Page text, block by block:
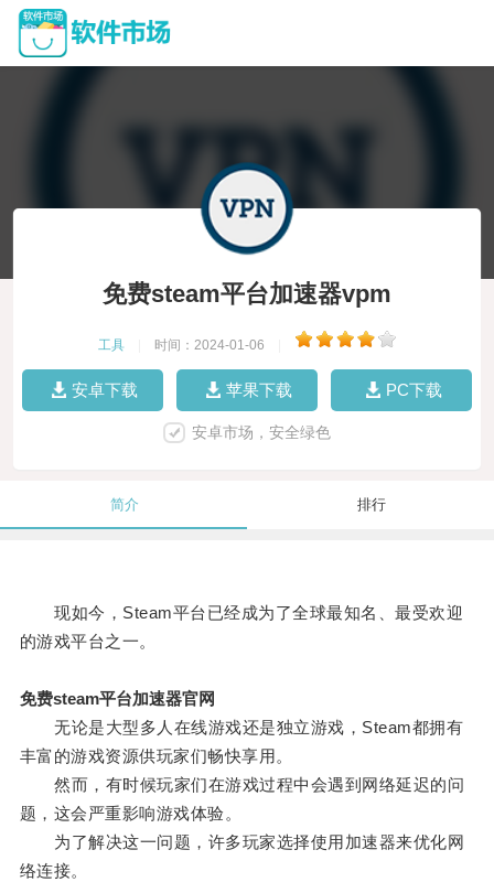
免费steam平台加速器vpm
工具 时间：2024-01-06
安卓下载 苹果下载 PC下载
安卓市场，安全绿色
简介 排行
现如今，Steam平台已经成为了全球最知名、最受欢迎
的游戏平台之一。
免费steam平台加速器官网
无论是大型多人在线游戏还是独立游戏，Steam都拥有
丰富的游戏资源供玩家们畅快享用。
然而，有时候玩家们在游戏过程中会遇到网络延迟的问
题，这会严重影响游戏体验。
为了解决这一问题，许多玩家选择使用加速器来优化网
络连接。